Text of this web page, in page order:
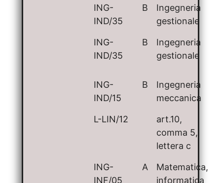
ING-
IND/35
B
Ingegneria
gestionale
ING-
IND/35
B
Ingegneria
gestionale
ING-
IND/15
B
Ingegneria
meccanica
L-LIN/12
art.10,
comma 5,
lettera c
ING-
INF/05
A
Matematica,
informatica